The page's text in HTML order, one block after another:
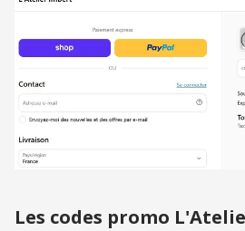
Les codes promo